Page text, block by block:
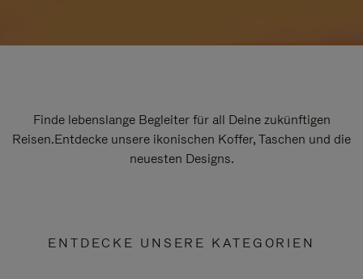
Finde lebenslange Begleiter für all Deine zukünftigen
Reisen.Entdecke unsere ikonischen Koffer, Taschen und die
neuesten Designs.
ENTDECKE UNSERE KATEGORIEN